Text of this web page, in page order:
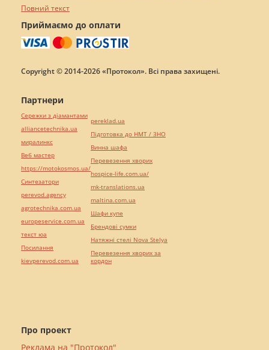
Повний текст
Приймаємо до оплати
Copyright © 2014-2026 «Протокол». Всі права захищені.
Про проект
Реклама на "Протокол"
Партнери
Сережки з діамантами
alliancetechnika.ua
миралинкс
Веб мастер
https://motokosmos.ua/
Синтезатори
perevod.agency
agrotechnika.com.ua
europeservice.com.ua
текст юа
Посилання
kievperevod.com.ua
pereklad.ua
Підготовка до НМТ / ЗНО
Винна шафа
Перевезення хворих
hospice-life.com.ua/
mk-translations.ua
maltina.com.ua
Шафи купе
Брендові сумки
Натяжні стелі Nova Stelya
Перевезення хворих за
кордон